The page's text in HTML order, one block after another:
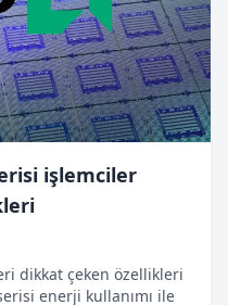
işlemciler
dikkat çeken özellikleri
enerji kullanımı ile